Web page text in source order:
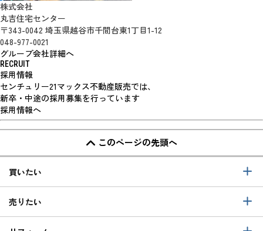
株式会社
丸吉住宅センター
〒343-0042 埼玉県越谷市千間台東1丁目1-12
048-977-0021
グループ会社詳細へ
RECRUIT
採用情報
センチュリー21マックス不動産販売では、
新卒・中途の採用募集を行っています
採用情報へ
このページの先頭へ
買いたい
売りたい